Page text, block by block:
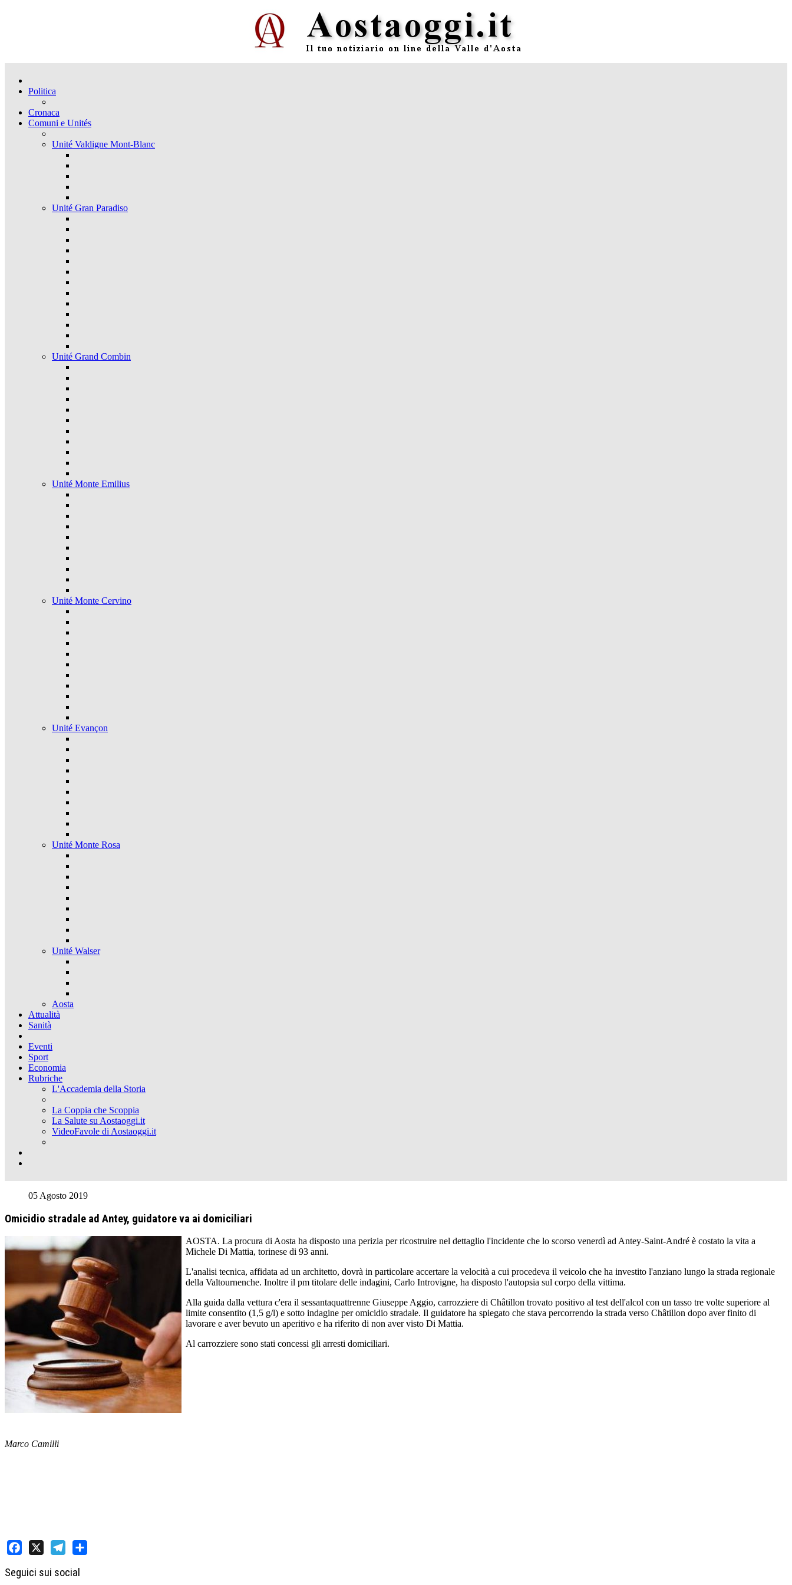
Politica
Cronaca
Comuni e Unités
Unité Valdigne Mont-Blanc
Unité Gran Paradiso
Unité Grand Combin
Unité Monte Emilius
Unité Monte Cervino
Unité Evançon
Unité Monte Rosa
Unité Walser
Aosta
Attualità
Sanità
Eventi
Sport
Economia
Rubriche
L'Accademia della Storia
La Coppia che Scoppia
La Salute su Aostaoggi.it
VideoFavole di Aostaoggi.it
05 Agosto 2019
Omicidio stradale ad Antey, guidatore va ai domiciliari
AOSTA. La procura di Aosta ha disposto una perizia per ricostruire nel dettaglio l'incidente che lo scorso venerdì ad Antey-Saint-André è costato la vita a
Michele Di Mattia, torinese di 93 anni.
L'analisi tecnica, affidata ad un architetto, dovrà in particolare accertare la velocità a cui procedeva il veicolo che ha investito l'anziano lungo la strada regionale
della Valtournenche. Inoltre il pm titolare delle indagini, Carlo Introvigne, ha disposto l'autopsia sul corpo della vittima.
Alla guida dalla vettura c'era il sessantaquattrenne Giuseppe Aggio, carrozziere di Châtillon trovato positivo al test dell'alcol con un tasso tre volte superiore al
limite consentito (1,5 g/l) e sotto indagine per omicidio stradale. Il guidatore ha spiegato che stava percorrendo la strada verso Châtillon dopo aver finito di
lavorare e aver bevuto un aperitivo e ha riferito di non aver visto Di Mattia.
Al carrozziere sono stati concessi gli arresti domiciliari.
Marco Camilli
Seguici sui social